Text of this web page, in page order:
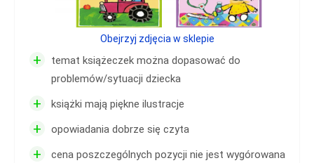
+
temat książeczek można dopasować do
problemów/sytuacji dziecka
+ książki mają piękne ilustracje
+ opowiadania dobrze się czyta
+ cena poszczególnych pozycji nie jest wygórowana
Obejrzyj zdjęcia w sklepie